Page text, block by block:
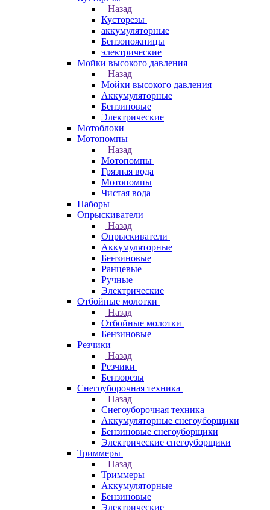
Назад
Кусторезы
аккумуляторные
Бензоножницы
электрические
Мойки высокого давления
Назад
Мойки высокого давления
Аккумуляторные
Бензиновые
Электрические
Мотоблоки
Мотопомпы
Назад
Мотопомпы
Грязная вода
Мотопомпы
Чистая вода
Наборы
Опрыскиватели
Назад
Опрыскиватели
Аккумуляторные
Бензиновые
Ранцевые
Ручные
Электрические
Отбойные молотки
Назад
Отбойные молотки
Бензиновые
Резчики
Назад
Резчики
Бензорезы
Снегоуборочная техника
Назад
Снегоуборочная техника
Аккумуляторные снегоуборщики
Бензиновые снегоуборщики
Электрические снегоуборщики
Триммеры
Назад
Триммеры
Аккумуляторные
Бензиновые
Электрические